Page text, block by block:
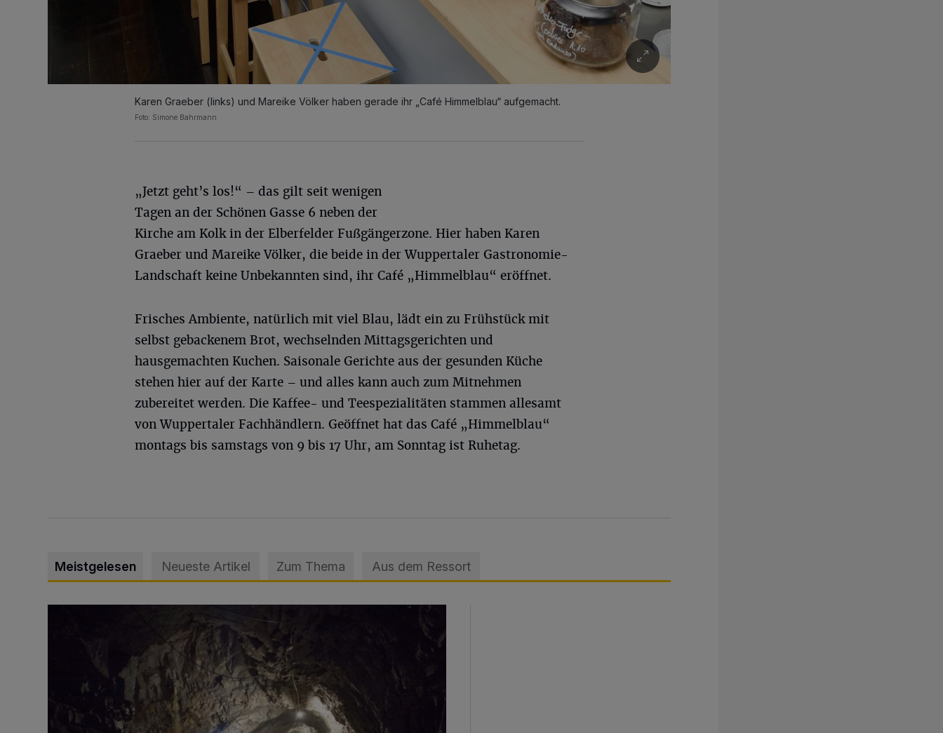
Karen Graeber (links) und Mareike Völker haben gerade ihr „Café Himmelblau“ aufgemacht.
Foto: Simone Bahrmann
„Jetzt geht’s los!“ – das gilt seit wenigen
Tagen an der Schönen Gasse 6 neben der
Kirche am Kolk in der Elberfelder Fußgängerzone. Hier haben Karen
Graeber und Mareike Völker, die beide in der Wuppertaler Gastronomie-
Landschaft keine Unbekannten sind, ihr Café „Himmelblau“ eröffnet.
Frisches Ambiente, natürlich mit viel Blau, lädt ein zu Frühstück mit
selbst gebackenem Brot, wechselnden Mittagsgerichten und
hausgemachten Kuchen. Saisonale Gerichte aus der gesunden Küche
stehen hier auf der Karte – und alles kann auch zum Mitnehmen
zubereitet werden. Die Kaffee- und Teespezialitäten stammen allesamt
von Wuppertaler Fachhändlern. Geöffnet hat das Café „Himmelblau“
montags bis samstags von 9 bis 17 Uhr, am Sonntag ist Ruhetag.
Meistgelesen Neueste Artikel Zum Thema Aus dem Ressort